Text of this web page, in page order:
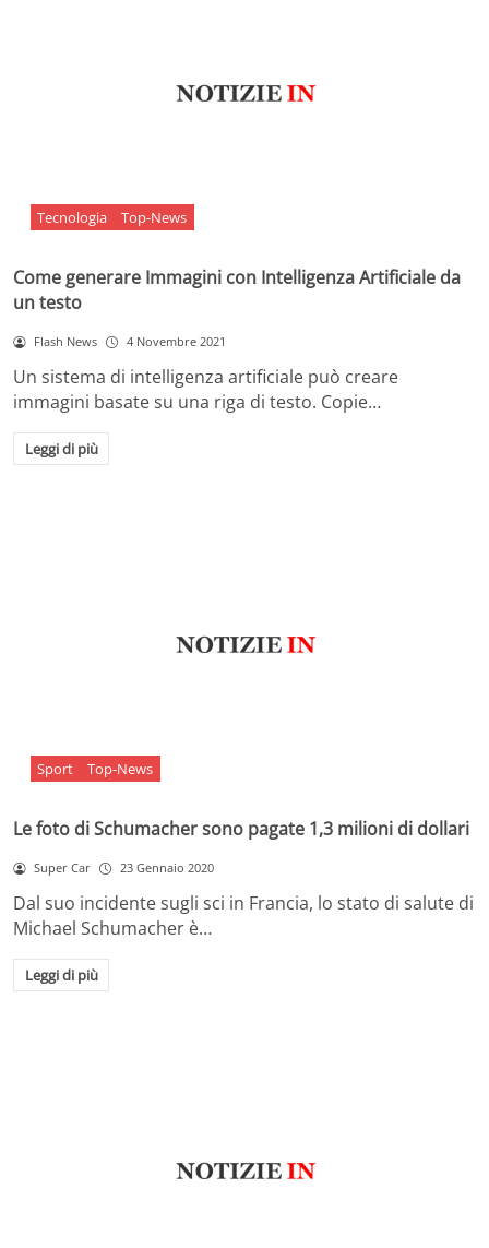
Tecnologia Top-News
Come generare Immagini con Intelligenza Artificiale da
un testo
Flash News 4 Novembre 2021
Un sistema di intelligenza artificiale può creare
immagini basate su una riga di testo. Copie…
Leggi di più
Sport Top-News
Le foto di Schumacher sono pagate 1,3 milioni di dollari
Super Car 23 Gennaio 2020
Dal suo incidente sugli sci in Francia, lo stato di salute di
Michael Schumacher è…
Leggi di più